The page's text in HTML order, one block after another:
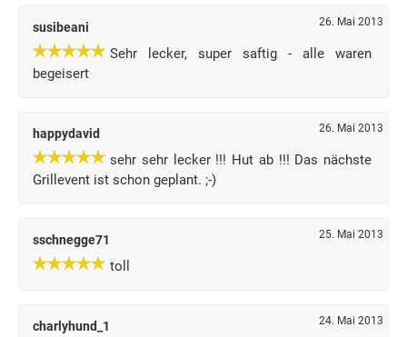
susibeani 26. Mai 2013
Sehr lecker, super saftig - alle waren
begeisert
happydavid 26. Mai 2013
sehr sehr lecker !!! Hut ab !!! Das nächste
Grillevent ist schon geplant. ;-)
sschnegge71 25. Mai 2013
toll
charlyhund_1 24. Mai 2013